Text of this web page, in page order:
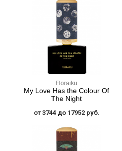
Floraiku
My Love Has the Colour Of
The Night
от 3744 до 17952 руб.